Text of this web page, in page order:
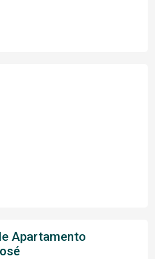
Apartamento